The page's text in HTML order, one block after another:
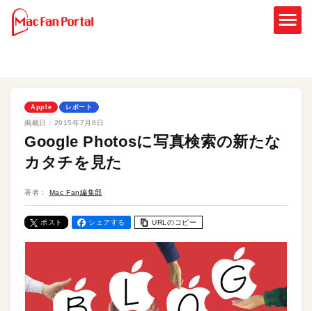
Apple レポート
掲載日： 2015年7月8日
Google Photosに写真検索の新たな
カタチを見た
著者： Mac Fan編集部
ポスト シェアする URLのコピー